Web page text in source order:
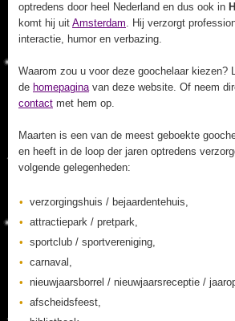
optredens door heel Nederland en dus ook in
komt hij uit Amsterdam. Hij verzorgt
interactie, humor en verbazing.
Waarom zou u voor deze goochelaar kiezen?
de homepaginavan deze website. Of neem
contact met hem op.
Maarten is een van de meest geboekte
en heeft in de loop der jaren optredens
volgende gelegenheden:
verzorgingshuis / bejaardentehuis,
attractiepark / pretpark,
sportclub / sportvereniging,
carnaval,
nieuwjaarsborrel / nieuwjaarsreceptie /
afscheidsfeest,